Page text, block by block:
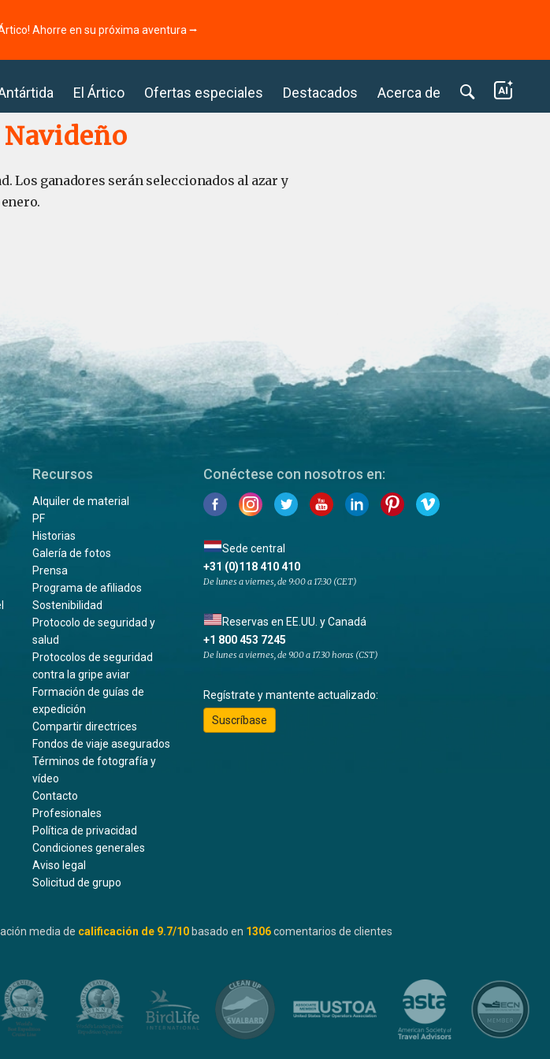
Ahorre en su próxima aventura ⭢
El Ártico Ofertas especiales Destacados Acerca de
Los ganadores serán seleccionados al azar y
Recursos
Alquiler de material
PF
Historias
Galería de fotos
Prensa
Programa de afiliados
Sostenibilidad
Protocolo de seguridad y
salud
Protocolos de seguridad
contra la gripe aviar
Formación de guías de
expedición
Compartir directrices
Fondos de viaje asegurados
Términos de fotografía y
vídeo
Contacto
Profesionales
Política de privacidad
Condiciones generales
Aviso legal
Solicitud de grupo
Conéctese con nosotros en:
Sede central
+31 (0)118 410 410
De lunes a viernes, de 9:00 a 17:30 (CET)
Reservas en EE.UU. y Canadá
+1 800 453 7245
De lunes a viernes, de 9.00 a 17.30 horas (CST)
Regístrate y mantente actualizado:
Suscríbase
media de calificación de 9.7/10 basado en 1306comentarios de clientes